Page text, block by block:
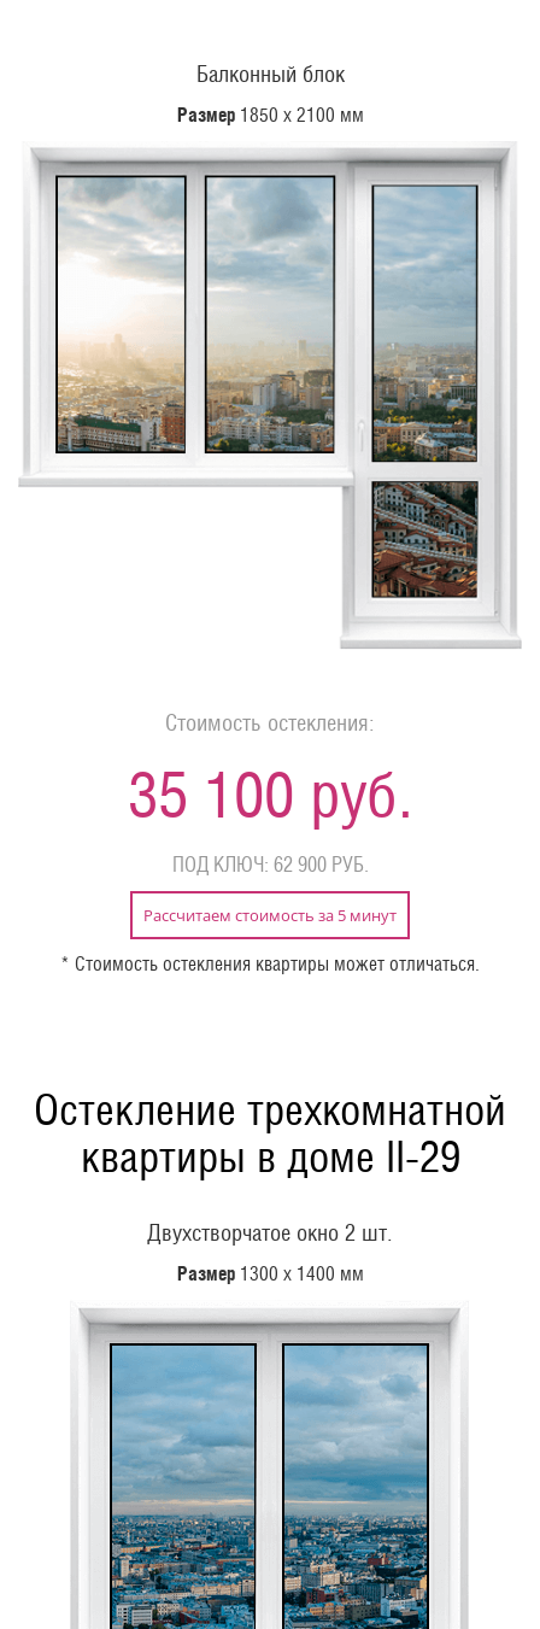
Балконный блок
Размер1850 х 2100 мм
Стоимость остекления:
35 100 руб.
ПОД КЛЮЧ: 62 900 РУБ.
Рассчитаем стоимость за 5 минут
* Стоимость остекления квартиры может отличаться.
Остекление трехкомнатной
квартиры в доме II-29
Двухстворчатое окно 2 шт.
Размер1300 х 1400 мм